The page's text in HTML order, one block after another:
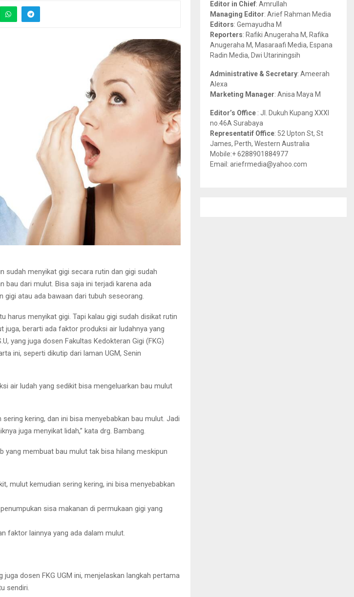
sudah menyikat gigi secara rutin dan gigi sudah
bau dari mulut. Bisa saja ini terjadi karena ada
gigi atau ada bawaan dari tubuh seseorang.
harus menyikat gigi. Tapi kalau gigi sudah disikat rutin
juga, berarti ada faktor produksi air ludahnya yang
yang juga dosen Fakultas Kedokteran Gigi (FKG)
ini, seperti dikutip dari laman UGM, Senin
air ludah yang sedikit bisa mengeluarkan bau mulut
kering, dan ini bisa menyebabkan bau mulut. Jadi
juga menyikat lidah,” kata drg. Bambang.
yang membuat bau mulut tak bisa hilang meskipun
mulut kemudian sering kering, ini bisa menyebabkan
sisa makanan di permukaan gigi yang
faktor lainnya yang ada dalam mulut.
juga dosen FKG UGM ini, menjelaskan langkah pertama
sendiri.
r
:
R
H
Editor in Chief: Amrullah
Managing Editor: Arief Rahman Media
Editors: Gemayudha M
Reporters: Rafiki Anugeraha M, Rafika
Anugeraha M, Masaraafi Media, Espana
Radin Media, Dwi Utariningsih
Administrative & Secretary: Ameerah
Alexa
Marketing Manager: Anisa Maya M
Editor’s Office : Jl. Dukuh Kupang XXXI
no.46A Surabaya
Representatif Office: 52 Upton St, St
James, Perth, Western Australia
Mobile:+ 6288901884977
Email: ariefrmedia@yahoo.com